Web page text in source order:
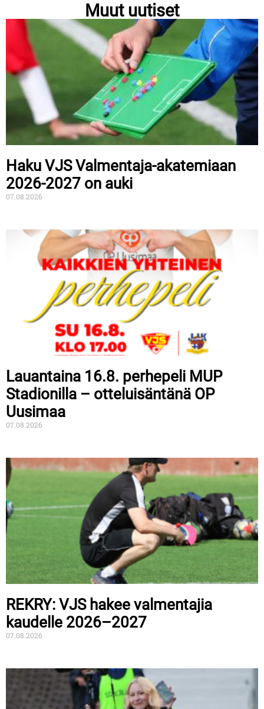
Muut uutiset
Haku VJS Valmentaja-akatemiaan
2026-2027 on auki
07.08.2026
Lauantaina 16.8. perhepeli MUP
Stadionilla – otteluisäntänä OP
Uusimaa
07.08.2026
REKRY: VJS hakee valmentajia
kaudelle 2026–2027
07.08.2026